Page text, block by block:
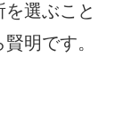
選ぶこと
明です。